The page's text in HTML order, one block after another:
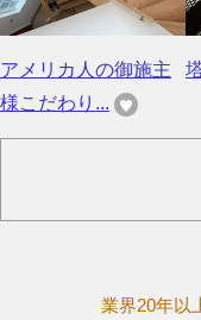
アメリカ人の御施主
様こだわり...
業界20年以